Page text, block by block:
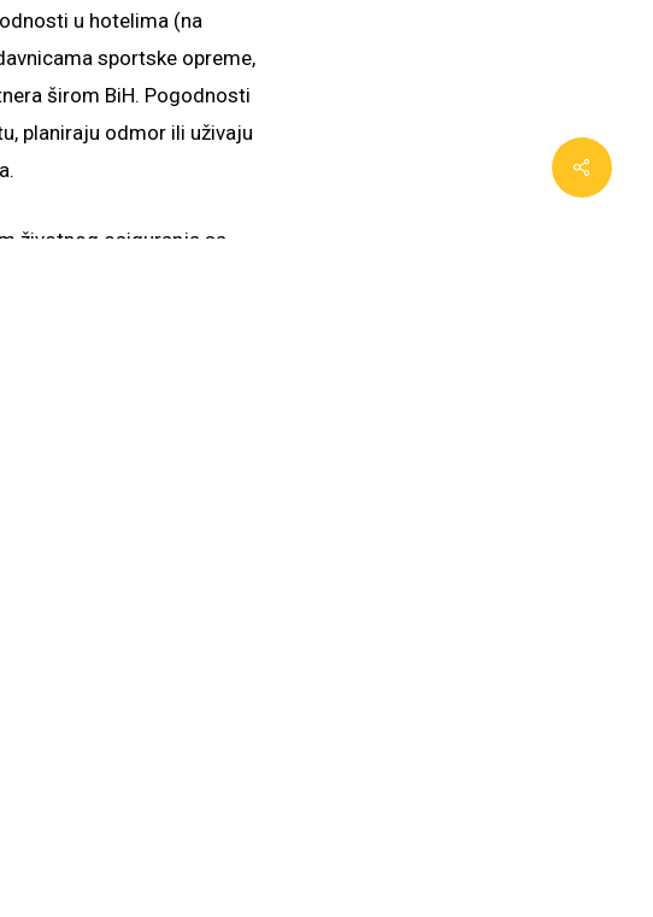
u hotelima (na
sportske opreme,
širom BiH. Pogodnosti
planiraju odmor ili uživaju
životnog osiguranja sa